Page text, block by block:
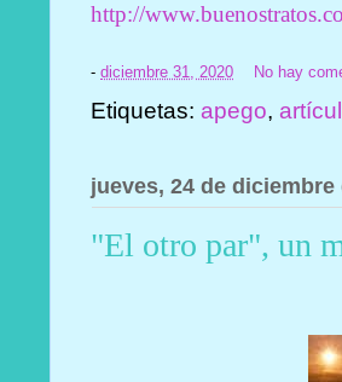
http://
-diciembre 31, 2020 No hay
Etiquetas:apego,
jueves, 24 de diciembre
"El otro par", un